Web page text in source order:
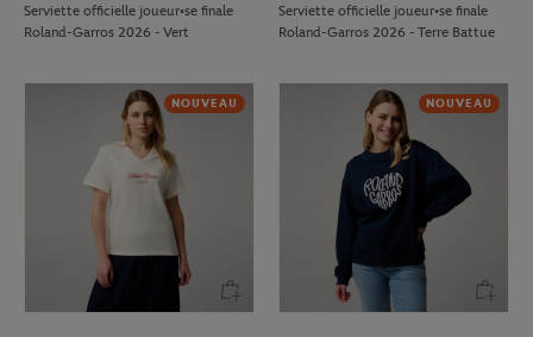
Serviette officielle joueur•se finale
Roland-Garros 2026 - Vert
Serviette officielle joueur•se finale
Roland-Garros 2026 - Terre Battue
NOUVEAU NOUVEAU